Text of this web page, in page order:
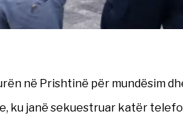
në Prishtinë për mundësim
ku janë sekuestruar katër